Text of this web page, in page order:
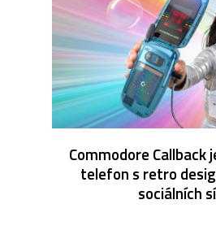
Commodore Callback
telefon s retro
sociálních